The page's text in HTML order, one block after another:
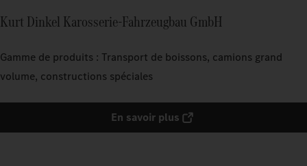
Kurt Dinkel Karosserie-Fahrzeugbau GmbH
Gamme de produits : Transport de boissons, camions grand
volume, constructions spéciales
En savoir plus